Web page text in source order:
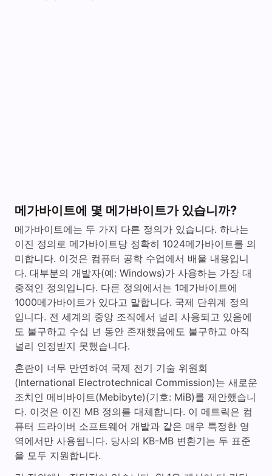
메가바이트에 몇 메가바이트가 있습니까?
메가바이트에는 두 가지 다른 정의가 있습니다. 하나는
이진 정의로 메가바이트당 정확히 1024메가바이트를 의
미합니다. 이것은 컴퓨터 공학 수업에서 배울 내용입니
다. 대부분의 개발자(예: Windows)가 사용하는 가장 대
중적인 정의입니다. 다른 정의에서는 1메가바이트에
1000메가바이트가 있다고 말합니다. 국제 단위계 정의
입니다. 전 세계의 중앙 조직에서 널리 사용되고 있음에
도 불구하고 수십 년 동안 존재했음에도 불구하고 아직
널리 인정받지 못했습니다.
혼란이 너무 만연하여 국제 전기 기술 위원회
(International Electrotechnical Commission)는 새로운
조치인 메비바이트(Mebibyte)(기호: MiB)를 제안했습니
다. 이것은 이진 MB 정의를 대체합니다. 이 메트릭은 컴
퓨터 드라이버 소프트웨어 개발과 같은 매우 특정한 영
역에서만 사용됩니다. 당사의 KB-MB 변환기는 두 표준
을 모두 지원합니다.